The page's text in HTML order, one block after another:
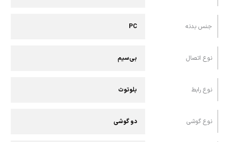
جنس بدنه PC
نوع اتصال بی‌سیم
نوع رابط بلوتوث
نوع گوشی دو گوشی